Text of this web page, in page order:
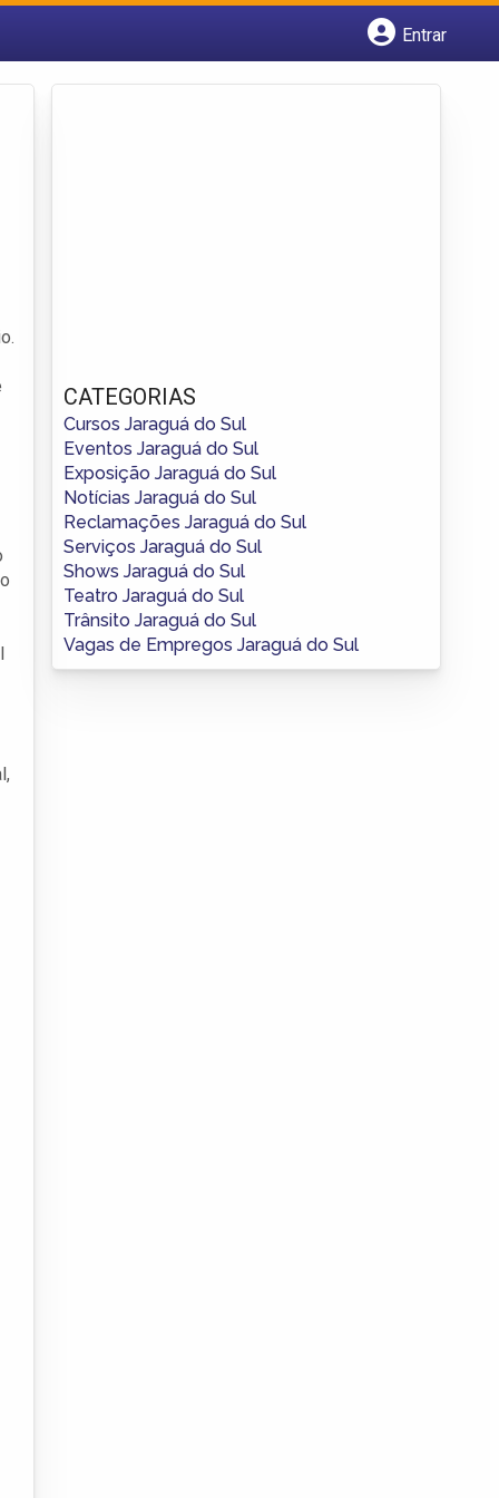
Entrar
CATEGORIAS
Cursos Jaraguá do Sul
Eventos Jaraguá do Sul
Exposição Jaraguá do Sul
Notícias Jaraguá do Sul
Reclamações Jaraguá do Sul
Serviços Jaraguá do Sul
Shows Jaraguá do Sul
Teatro Jaraguá do Sul
Trânsito Jaraguá do Sul
Vagas de Empregos Jaraguá do Sul